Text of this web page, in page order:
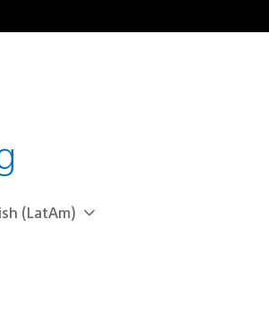
(LatAm)